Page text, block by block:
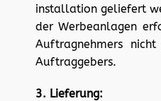
installation geliefert
der Werbeanlagen
Auftragnehmers
Auftraggebers.
3. Lieferung: